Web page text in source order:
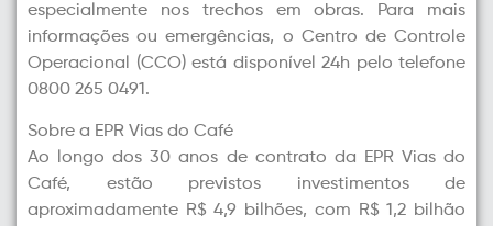
especialmente nos trechos em obras. Para mais
informações ou emergências, o Centro de Controle
Operacional (CCO) está disponível 24h pelo telefone
0800 265 0491.
Sobre a EPR Vias do Café
Ao longo dos 30 anos de contrato da EPR Vias do
Café, estão previstos investimentos de
aproximadamente R$ 4,9 bilhões, com R$ 1,2 bilhão